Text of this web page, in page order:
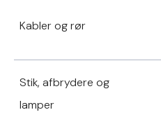
Kabler og rør
Stik, afbrydere og
lamper